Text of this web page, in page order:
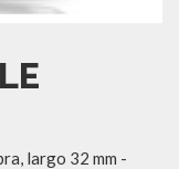
largo 32 mm -